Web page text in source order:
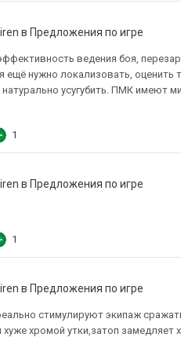
в Предложения по игре
ведения боя,
нужно локализовать, оценить
усугубить. ПМК имеют
1
в Предложения по игре
1
в Предложения по игре
стимулируют экипаж
хромой утки,затоп замедляет